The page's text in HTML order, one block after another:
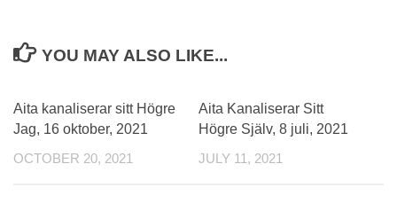
YOU MAY ALSO LIKE...
Aita kanaliserar sitt Högre
Jag, 16 oktober, 2021
OCTOBER 20, 2021
Aita Kanaliserar Sitt
Högre Själv, 8 juli, 2021
JULY 11, 2021